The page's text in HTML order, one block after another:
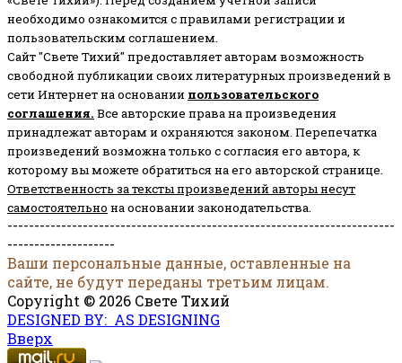
необходимо ознакомится с правилами регистрации и
пользовательским соглашением.
Сайт "Свете Тихий" предоставляет авторам возможность
свободной публикации своих литературных произведений в
сети Интернет на основании пользовательского
соглашения. Все авторские права на произведения
принадлежат авторам и охраняются законом. Перепечатка
произведений возможна только с согласия его автора, к
которому вы можете обратиться на его авторской странице.
Ответственность за тексты произведений авторы несут
самостоятельно на основании законодательства.
------------------------------------------------------------------------
--------------------
Ваши персональные данные, оставленные на
сайте, не будут переданы третьим лицам.
Copyright © 2026 Свете Тихий
DESIGNED BY: AS DESIGNING
Вверх